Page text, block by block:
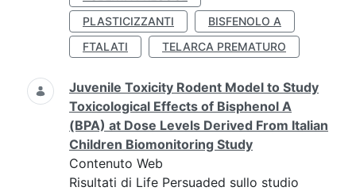
PLASTICIZZANTI
BISFENOLO A
FTALATI
TELARCA PREMATURO
Juvenile Toxicity Rodent Model to Study
Toxicological Effects of Bisphenol A
(BPA) at Dose Levels Derived From Italian
Children Biomonitoring Study
Contenuto Web
Risultati di Life Persuaded sullo studio